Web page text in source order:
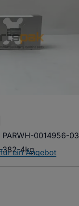
PARWH-0014956-03
382-4kg
ein Angebot